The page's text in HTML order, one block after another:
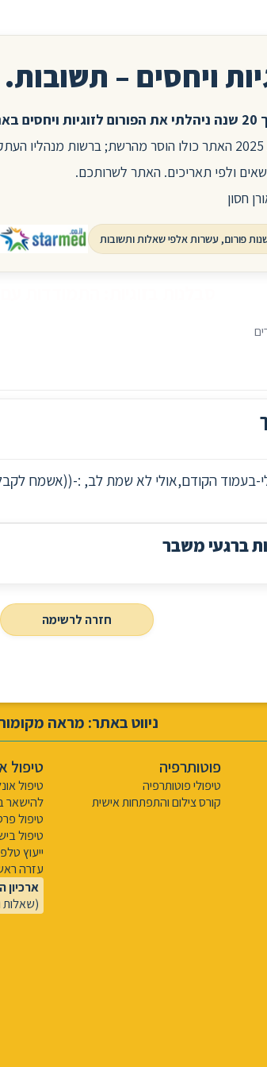
ויחסים – תשובות. 2005–2024
בשנת 2025 האתר כולו הוסר מהרשת; ברשות
ולפי תאריכים. האתר לשרותכם.
חסון
בעמוד הקודם,אולי לא שמת לב, :-((אשמח
ברגעי משבר
חזרה לרשימה
ניווט באתר: מראה
פוטותרפיה
טיפולי פוטותרפיה
קורס צילום והתפתחות אישית
טיפול
טיפול
להישאר
טיפול
טיפול
ייעוץ
עזרה
ארכיון
(שאלות